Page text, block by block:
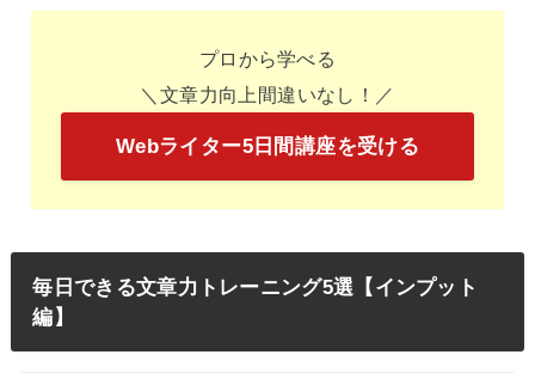
プロから学べる
＼文章力向上間違いなし！／
Webライター5日間講座を受ける
毎日できる文章力トレーニング5選【インプット
編】